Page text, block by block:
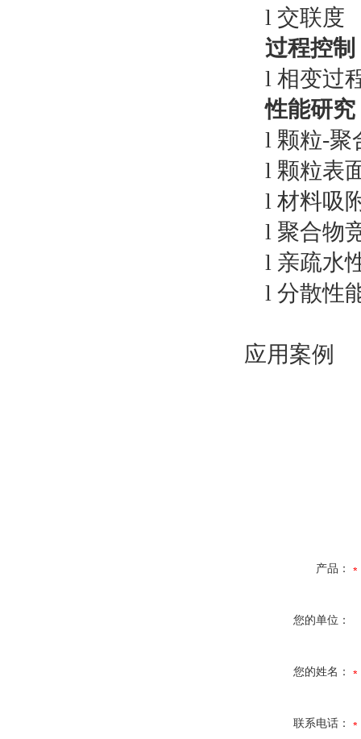
l 交联度
过程控制
l 相变过
性能研究
l 颗粒-聚
l 颗粒表
l 材料吸
l 聚合物
l 亲疏水
l 分散性
应用案例
产品：
您的单位：
您的姓名：
联系电话：